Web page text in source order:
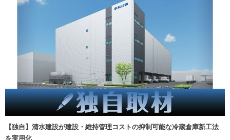
【独自】清水建設が建設・維持管理コストの抑制可能な冷蔵倉庫新工法
を実用化